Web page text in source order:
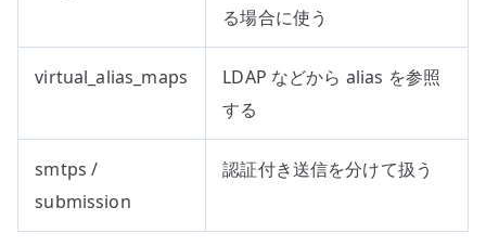
る場合に使う
virtual_alias_maps
LDAP などから alias を参照
する
smtps /
submission
認証付き送信を分けて扱う